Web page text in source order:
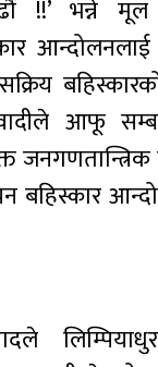
!!’ भन्ने मूल
आन्दोलनलाई
आफू
जनगणतान्त्रिक
बहिस्कार